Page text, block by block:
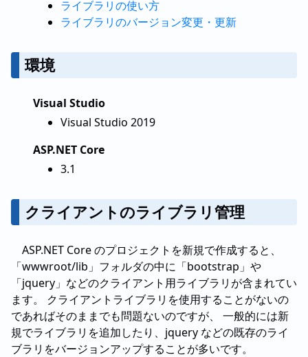
ライブラリの使い方
ライブラリのバージョン変更・更新
環境
Visual Studio
Visual Studio 2019
ASP.NET Core
3.1
クライアントのライブラリ管理
ASP.NET Core のプロジェクトを新規で作成すると、
「wwwroot/lib」フォルダの中に「bootstrap」や
「jquery」などのクライアント用ライブラリが含まれてい
ます。 クライアントライブラリを使用することがないの
であればそのままでも問題ないのですが、 一般的には新
規でライブラリを追加したり、jquery などの既存のライ
ブラリをバージョンアップすることが多いです。